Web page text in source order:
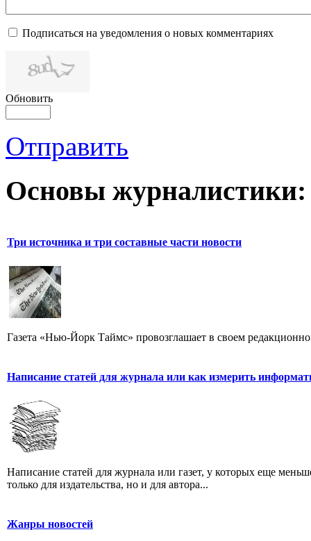
Подписаться на уведомления о новых комментариях
Обновить
Отправить
Основы журналистики:
Три источника и три составные части новости
Газета «Нью-Йорк Таймс» провозглашает в своем
Написание статей для журнала или как измерить
Написание статей для журнала или газет, у которых еще
только для издательства, но и для автора...
Жанры новостей